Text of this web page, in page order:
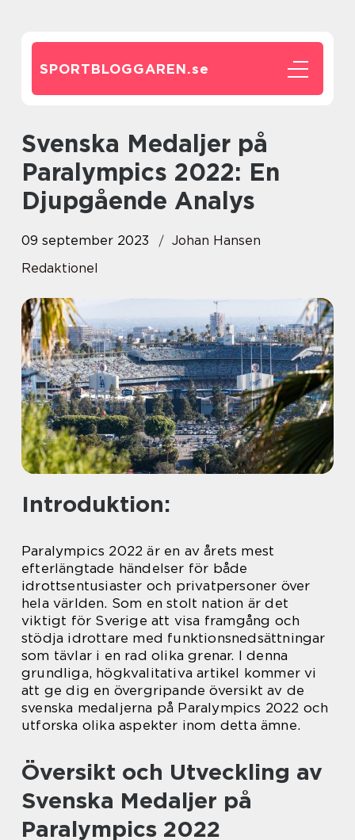
SPORTBLOGGAREN.se
Svenska Medaljer på
Paralympics 2022: En
Djupgående Analys
09 september 2023
Johan Hansen
Redaktionel
Introduktion:
Paralympics 2022 är en av årets mest
efterlängtade händelser för både
idrottsentusiaster och privatpersoner över
hela världen. Som en stolt nation är det
viktigt för Sverige att visa framgång och
stödja idrottare med funktionsnedsättningar
som tävlar i en rad olika grenar. I denna
grundliga, högkvalitativa artikel kommer vi
att ge dig en övergripande översikt av de
svenska medaljerna på Paralympics 2022 och
utforska olika aspekter inom detta ämne.
Översikt och Utveckling av
Svenska Medaljer på
Paralympics 2022